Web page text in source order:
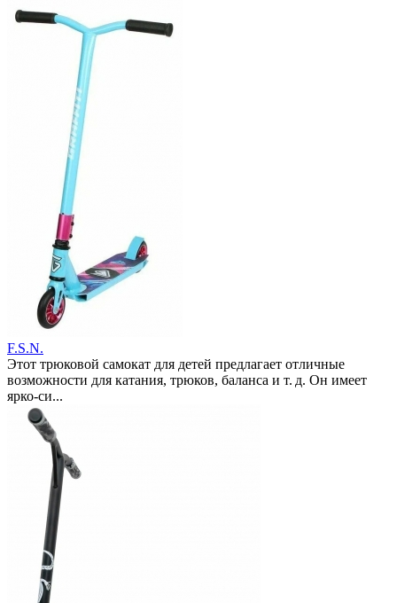
F.S.N.
Этот трюковой самокат для детей предлагает отличные
возможности для катания, трюков, баланса и т. д. Он имеет
ярко-си...